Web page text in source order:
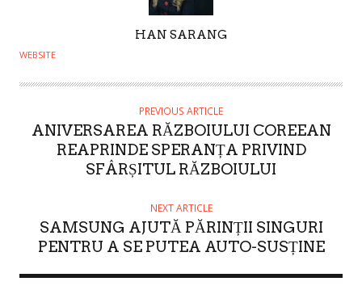
U
H
HAN SARANG
WEBSITE
PREVIOUS ARTICLE
ANIVERSAREA RĂZBOIULUI COREEAN
REAPRINDE SPERANȚA PRIVIND
SFÂRȘITUL RĂZBOIULUI
NEXT ARTICLE
SAMSUNG AJUTĂ PĂRINȚII SINGURI
PENTRU A SE PUTEA AUTO-SUSȚINE